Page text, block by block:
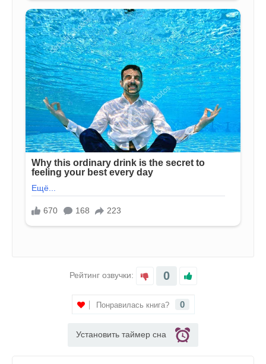
Рейтинг озвучки: 0
Понравилась книга? 0
Установить таймер сна